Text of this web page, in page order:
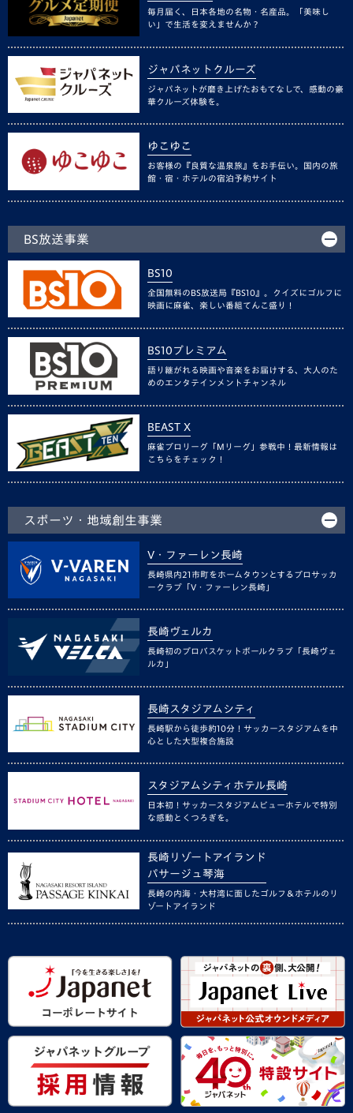
毎月届く、日本各地の名物・名産品。「美味し
い」で生活を変えませんか？
ジャパネットクルーズ
ジャパネットが磨き上げたおもてなしで、感動の豪
華クルーズ体験を。
ゆこゆこ
お客様の『良質な温泉旅』をお手伝い。国内の旅
館・宿・ホテルの宿泊予約サイト
BS放送事業
BS10
全国無料のBS放送局『BS10』。クイズにゴルフに
映画に麻雀、楽しい番組てんこ盛り！
BS10プレミアム
語り継がれる映画や音楽をお届けする、大人のた
めのエンタテインメントチャンネル
BEAST X
麻雀プロリーグ「Mリーグ」参戦中！最新情報は
こちらをチェック！
スポーツ・地域創生事業
V・ファーレン長崎
長崎県内21市町をホームタウンとするプロサッカ
ークラブ「V・ファーレン長崎」
長崎ヴェルカ
長崎初のプロバスケットボールクラブ「長崎ヴェ
ルカ」
長崎スタジアムシティ
長崎駅から徒歩約10分！サッカースタジアムを中
心とした大型複合施設
スタジアムシティホテル長崎
日本初！サッカースタジアムビューホテルで特別
な感動とくつろぎを。
長崎リゾートアイランド
パサージュ琴海
長崎の内海・大村湾に面したゴルフ＆ホテルのリ
ゾートアイランド